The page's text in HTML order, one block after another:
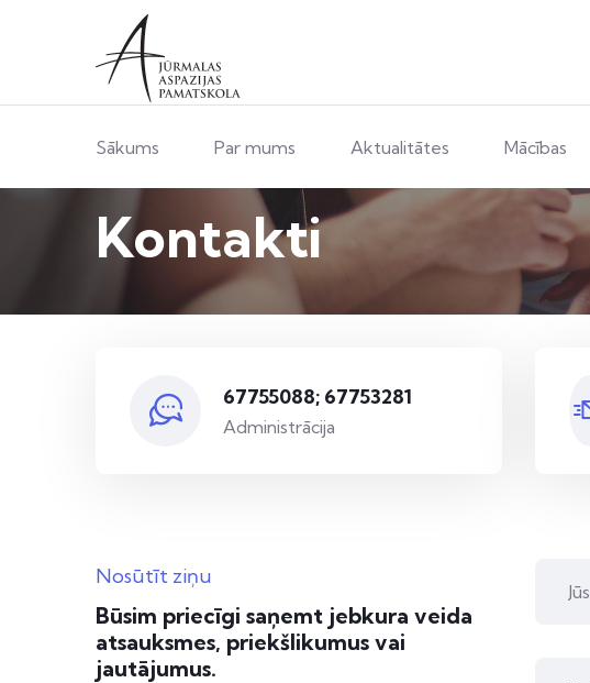
Sākums Par mums Aktualitātes Mācības
Kontakti
67755088; 67753281
Administrācija
Nosūtīt ziņu
Būsim priecīgi saņemt jebkura veida
atsauksmes, priekšlikumus vai
jautājumus.